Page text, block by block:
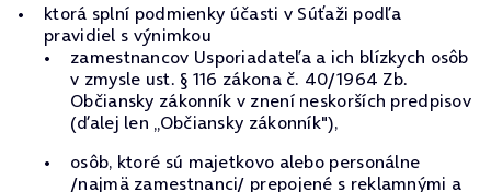
ktorá splní podmienky účasti v Súťaži podľa
pravidiel s výnimkou
zamestnancov Usporiadateľa a ich blízkych osôb
v zmysle ust. § 116 zákona č. 40/1964 Zb.
Občiansky zákonník v znení neskorších predpisov
(ďalej len „Občiansky zákonník"),
osôb, ktoré sú majetkovo alebo personálne
/najmä zamestnanci/ prepojené s reklamnými a